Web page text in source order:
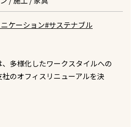
ケーション#サステナブル
多様化したワークスタイルへの
のオフィスリニューアルを決